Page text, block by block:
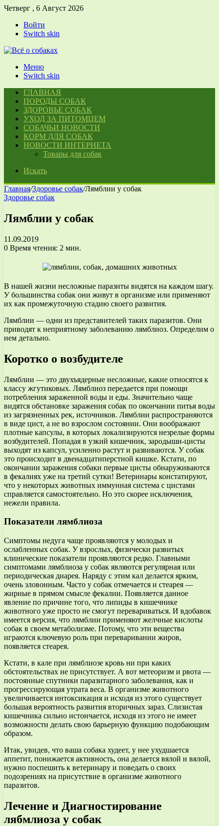
Четверг , 6 Август 2026
Войти
Switch skin
Меню
Switch skin
ГЛАВНАЯ
ПОРОДЫ СОБАК
ЗДОРОВЬЕ СОБАК
УХОД ЗА ПИТОМЦЕМ
СОБАЧЬИ НОВОСТИ
КОРМ ДЛЯ СОБАК
НОВОСТИ ИНТЕРНЕТА
Товары для собак
Искать
Главная/Здоровье собак/Лямблии у собак
Здоровье собак
Лямблии у собак
11.09.2019
0 Время чтения: 2 мин.
В нашей жизни несложные паразиты видятся на каждом шагу.
У большинства собак они живут в организме или применяют
их как промежуточную стадию своего развития.
Лямблии — одни из представителей таких паразитов. Они
приводят к неприятному заболеванию лямблиоз. Определим о
нем детально.
Коротко о возбудителе
Лямблии — это двухъядерные несложные, какие относятся к
классу жгутиковых. Лямблиоз передается при помощи
потребления зараженной воды и еды. Значительно чаще
видятся обстановке заражения собак по окончании питья воды
из загрязненных рек, источников. Лямблии распространяются
в виде цист, а не во взрослом состоянии. Они воображают
плотные капсулы, в которых локализируются незрелые формы
возбудителей. Попадая в узкий кишечник, зародыши-цисты
выходят из капсул, усиленно растут и развиваются. У собак
это происходит в двенадцатиперстной кишке. Кстати, по
окончании заражения собаки первые цисты обнаруживаются
в фекалиях уже на третий сутки! Ветеринары констатируют,
что у некоторых животных иммунная система с цистами
справляется самостоятельно. Но это скорее исключения,
нежели правила.
Показатели лямблиоза
Симптомы недуга чаще проявляются у молодых и
ослабленных собак. У взрослых, физически развитых
клинические показатели проявляются редко. Главными
симптомами лямблиоза у собак являются регулярная или
периодическая диарея. Наряду с этим кал делается ярким,
очень зловонным. Часто у собак отмечается и стеарея —
жирные в прямом смысле фекалии. Появляется данное
явление по причине того, что липиды в кишечнике
животного уже просто не смогут перевариваться. И вдобавок
имеется версия, что лямблии применяют желчные кислоты
собак в своем метаболизме. Потому, что эти вещества
играются ключевую роль при переваривании жиров,
появляется стеарея.
Кстати, в кале при лямблиозе кровь ни при каких
обстоятельствах не присутствует. А вот метеоризм и рвота —
постоянные спутники паразитарного заболевания, как и
прогрессирующая утрата веса. В организме животного
увеличивается интоксикация и исходя из этого существует
большая вероятность развития вторичных зараз. Слизистая
кишечника сильно истончается, исходя из этого не имеет
возможности делать свою барьерную функцию подобающим
образом.
Итак, увидев, что ваша собака худеет, у нее ухудшается
аппетит, понижается активность, она делается вялой и вялой,
нужно поспешить к ветеринару и поведать о своих
подозрениях на присутствие в организме животного
паразитов.
Лечение и Диагностирование
лябмлиоза у собак